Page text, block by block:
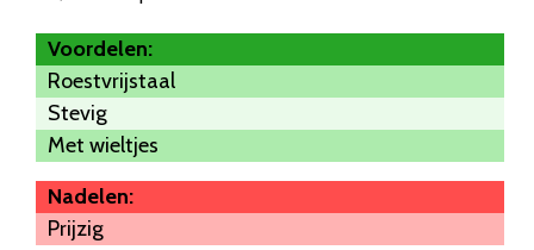
Voordelen:
Roestvrijstaal
Stevig
Met wieltjes
Nadelen:
Prijzig